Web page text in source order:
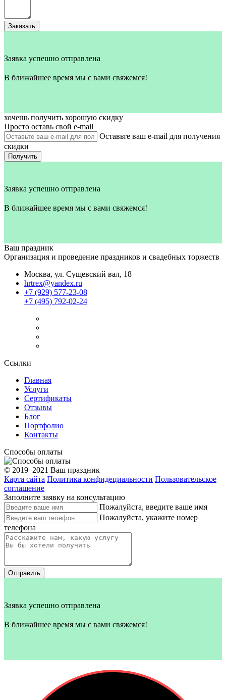
Заказать
Заявка успешно отправлена
В ближайшее время мы с вами свяжемся!
хочешь получить хорошую скидку
Просто оставь свой e‑mail
Оставьте ваш e-mail для получения
скидки
Получить
Заявка успешно отправлена
В ближайшее время мы с вами свяжемся!
Ваш праздник
Организация и проведение праздников и свадебных торжеств
Москва, ул. Сущевский вал, 18
hrtrex@yandex.ru
+7 (929) 577-23-08
+7 (495) 792-02-24
Ссылки
Главная
Услуги
Сертификаты
Отзывы
Блог
Портфолио
Контакты
Способы оплаты
© 2019–2021 Ваш праздник
Карта сайта Политика конфидециальности Пользовательское
соглашение
Заполните заявку на консультацию
Пожалуйста, введите ваше имя
Пожалуйста, укажите номер
телефона
Отправить
Заявка успешно отправлена
В ближайшее время мы с вами свяжемся!